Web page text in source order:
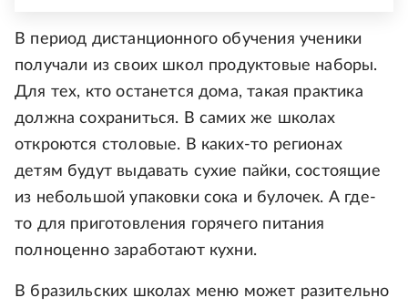
В период дистанционного обучения ученики
получали из своих школ продуктовые наборы.
Для тех, кто останется дома, такая практика
должна сохраниться. В самих же школах
откроются столовые. В каких-то регионах
детям будут выдавать сухие пайки, состоящие
из небольшой упаковки сока и булочек. А где-
то для приготовления горячего питания
полноценно заработают кухни.
В бразильских школах меню может разительно